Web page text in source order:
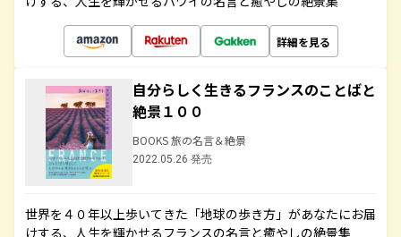
詳細を見る
自分らしく生きるフランスのことばと
絶景１００
BOOKS 旅の名言＆絶景
2022.05.26 発売
世界を４０年以上歩いてきた「地球の歩き方」があなたにお届
けする、人生を輝かせるフランスの名言と癒やしの絶景集